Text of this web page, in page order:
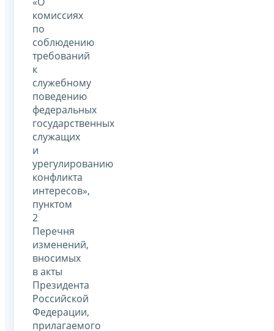
комиссиях
по
соблюдению
требований
к
служебному
поведению
федеральных
государственных
служащих
и
урегулированию
конфликта
интересов»,
пунктом
2
Перечня
изменений,
вносимых
в акты
Президента
Российской
Федерации,
прилагаемого